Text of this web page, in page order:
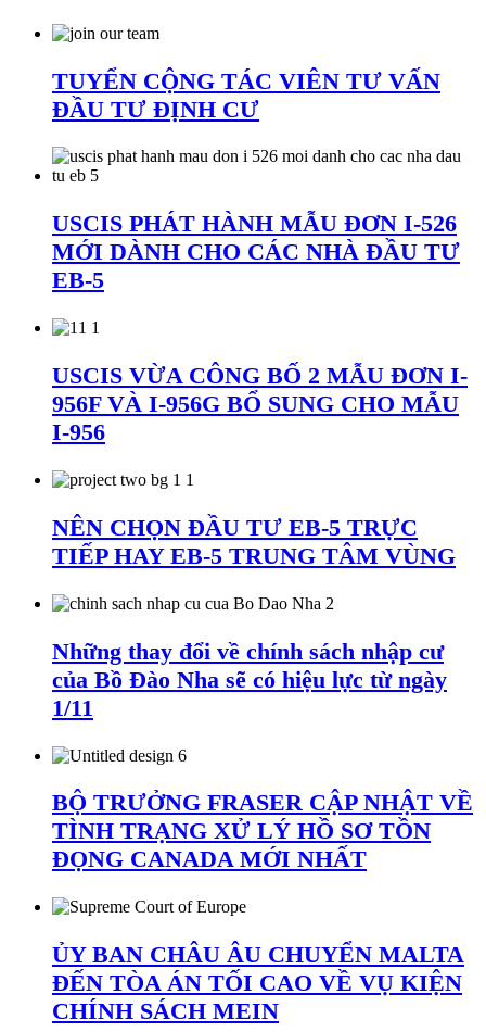
TUYỂN CỘNG TÁC VIÊN TƯ VẤN
ĐẦU TƯ ĐỊNH CƯ
USCIS PHÁT HÀNH MẪU ĐƠN I-526
MỚI DÀNH CHO CÁC NHÀ ĐẦU TƯ
EB-5
USCIS VỪA CÔNG BỐ 2 MẪU ĐƠN I-
956F VÀ I-956G BỔ SUNG CHO MẪU
I-956
NÊN CHỌN ĐẦU TƯ EB-5 TRỰC
TIẾP HAY EB-5 TRUNG TÂM VÙNG
Những thay đổi về chính sách nhập cư
của Bồ Đào Nha sẽ có hiệu lực từ ngày
1/11
BỘ TRƯỞNG FRASER CẬP NHẬT VỀ
TÌNH TRẠNG XỬ LÝ HỒ SƠ TỒN
ĐỌNG CANADA MỚI NHẤT
ỦY BAN CHÂU ÂU CHUYỂN MALTA
ĐẾN TÒA ÁN TỐI CAO VỀ VỤ KIỆN
CHÍNH SÁCH MEIN